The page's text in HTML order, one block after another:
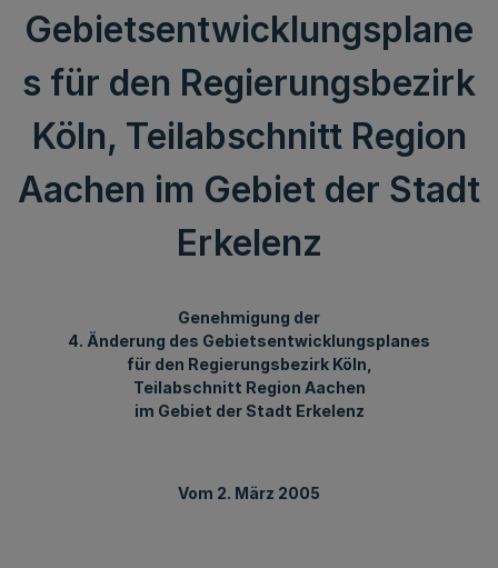
Gebietsentwicklungsplane
s für den Regierungsbezirk
Köln, Teilabschnitt Region
Aachen im Gebiet der Stadt
Erkelenz
Genehmigung der
4. Änderung des Gebietsentwicklungsplanes
für den Regierungsbezirk Köln,
Teilabschnitt Region Aachen
im Gebiet der Stadt Erkelenz
Vom 2. März 2005